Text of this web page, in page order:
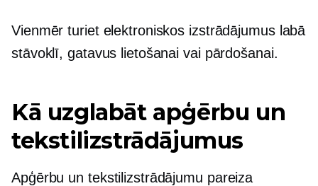
Vienmēr turiet elektroniskos izstrādājumus labā
stāvoklī, gatavus lietošanai vai pārdošanai.
Kā uzglabāt apģērbu un
tekstilizstrādājumus
Apģērbu un tekstilizstrādājumu pareiza